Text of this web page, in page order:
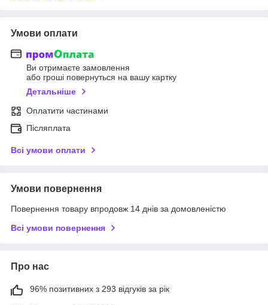
Умови оплати
Ви отримаєте замовлення
або гроші повернуться на вашу картку
Детальніше
Оплатити частинами
Післяплата
Всі умови оплати
Умови повернення
Повернення товару впродовж 14 днів за домовленістю
Всі умови повернення
Про нас
96% позитивних з 293 відгуків за рік